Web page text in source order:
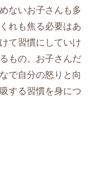
ないお子さんも多
れも焦る必要はあ
て習慣にしていけ
もの。お子さんだ
で自分の怒りと向
する習慣を身につ